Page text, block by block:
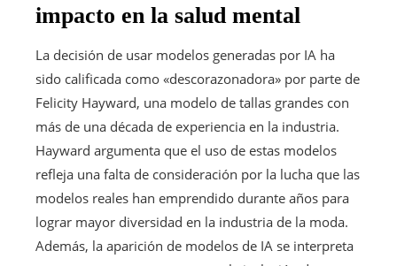
impacto en la salud mental
La decisión de usar modelos generadas por IA ha
sido calificada como «descorazonadora» por parte de
Felicity Hayward, una modelo de tallas grandes con
más de una década de experiencia en la industria.
Hayward argumenta que el uso de estas modelos
refleja una falta de consideración por la lucha que las
modelos reales han emprendido durante años para
lograr mayor diversidad en la industria de la moda.
Además, la aparición de modelos de IA se interpreta